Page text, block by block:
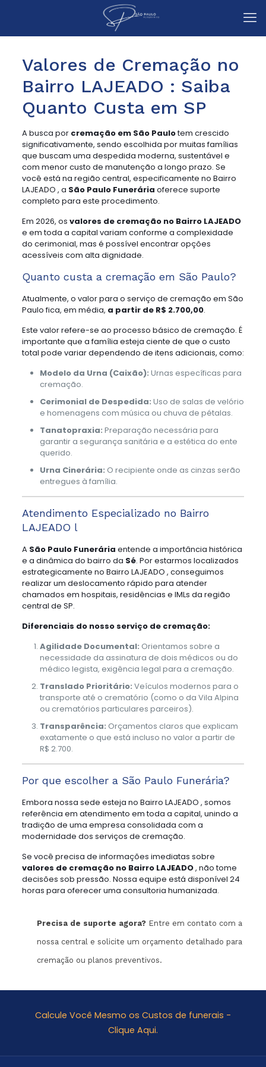
Valores de Cremação no
Bairro LAJEADO : Saiba
Quanto Custa em SP
A busca por cremação em São Paulotem crescido
significativamente, sendo escolhida por muitas famílias
que buscam uma despedida moderna, sustentável e
com menor custo de manutenção a longo prazo. Se
você está na região central, especificamente no Bairro
LAJEADO , a São Paulo Funerária oferece suporte
completo para este procedimento.
Em 2026, os valores de cremação no Bairro LAJEADO
e em toda a capital variam conforme a complexidade
do cerimonial, mas é possível encontrar opções
acessíveis com alta dignidade.
Quanto custa a cremação em São Paulo?
Atualmente, o valor para o serviço de cremação em São
Paulo fica, em média, a partir de R$ 2.700,00.
Este valor refere-se ao processo básico de cremação. É
importante que a família esteja ciente de que o custo
total pode variar dependendo de itens adicionais, como:
Modelo da Urna (Caixão): Urnas específicas para
cremação.
Cerimonial de Despedida: Uso de salas de velório
e homenagens com música ou chuva de pétalas.
Tanatopraxia: Preparação necessária para
garantir a segurança sanitária e a estética do ente
querido.
Urna Cinerária: O recipiente onde as cinzas serão
entregues à família.
Atendimento Especializado no Bairro
LAJEADO l
A São Paulo Funerária entende a importância histórica
e a dinâmica do bairro da Sé. Por estarmos localizados
estrategicamente no Bairro LAJEADO , conseguimos
realizar um deslocamento rápido para atender
chamados em hospitais, residências e IMLs da região
central de SP.
Diferenciais do nosso serviço de cremação:
Agilidade Documental: Orientamos sobre a
necessidade da assinatura de dois médicos ou do
médico legista, exigência legal para a cremação.
Translado Prioritário: Veículos modernos para o
transporte até o crematório (como o da Vila Alpina
ou crematórios particulares parceiros).
Transparência: Orçamentos claros que explicam
exatamente o que está incluso no valor a partir de
R$ 2.700.
Por que escolher a São Paulo Funerária?
Embora nossa sede esteja no Bairro LAJEADO , somos
referência em atendimento em toda a capital, unindo a
tradição de uma empresa consolidada com a
modernidade dos serviços de cremação.
Se você precisa de informações imediatas sobre
valores de cremação no Bairro LAJEADO, não tome
decisões sob pressão. Nossa equipe está disponível 24
horas para oferecer uma consultoria humanizada.
Precisa de suporte agora?Entre em contato com a
nossa central e solicite um orçamento detalhado para
cremação ou planos preventivos.
Calcule Você Mesmo os Custos de funerais -
Clique Aqui.